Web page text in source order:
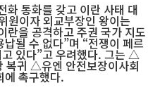
화 통화를 갖고 이란 사태 대
원이자 외교부장인 왕이는
란을 공격하고 주권 국가 지도
될 수 없다”며 “전쟁이 페르
있다”고 우려했다. 그는 △
복귀 △유엔 안전보장이사회
에 촉구했다.